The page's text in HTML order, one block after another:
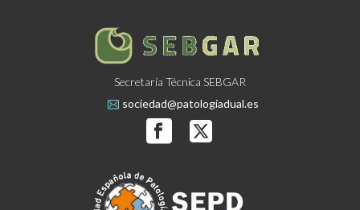
Secretaría Técnica SEBGAR
sociedad@patologiadual.es